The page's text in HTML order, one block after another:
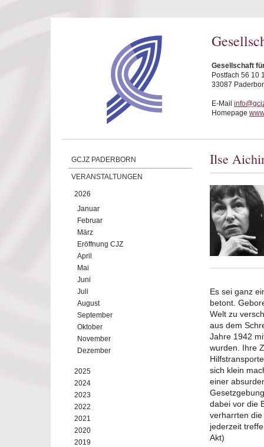
Gesellschaft
Postfach 56 10
33087
E-Mail
Homepage
GCJZ PADERBORN
VERANSTALTUNGEN
2026
Januar
Februar
März
Eröffnung CJZ
April
Mai
Juni
Juli
August
September
Oktober
November
Dezember
2025
2024
2023
2022
2021
2020
2019
Ilse
Es sei ganz
betont.
Welt zu
aus dem
Jahre 1942
wurden. Ihre
sich klein
einer
dabei vor die
verharrten
jederzeit
Akt)